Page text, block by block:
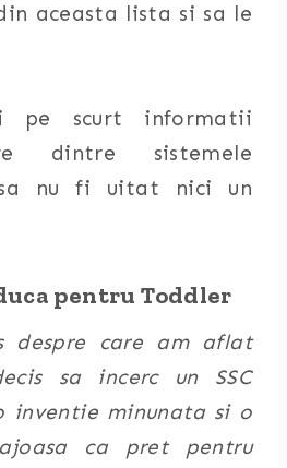
aceasta lista si sa le
pe scurt informatii
dintre sistemele
nu fi uitat nici un
pentru Toddler
despre care am aflat
sa incerc un SSC
inventie minunata si o
ca pret pentru